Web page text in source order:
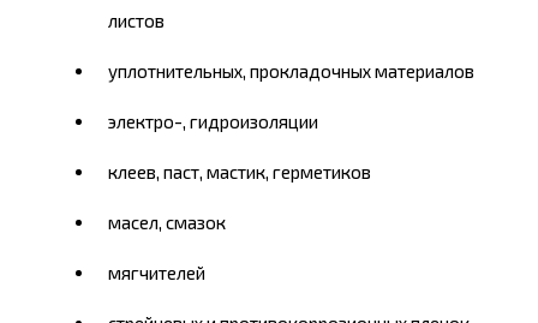
листов
уплотнительных, прокладочных материалов
электро-, гидроизоляции
клеев, паст, мастик, герметиков
масел, смазок
мягчителей